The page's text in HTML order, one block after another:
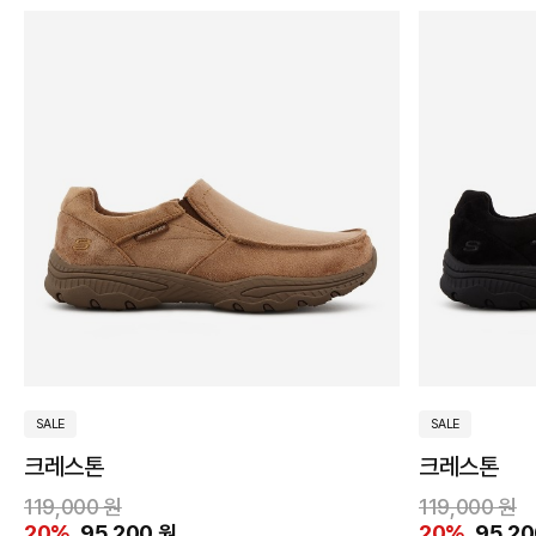
그
레
이
네
이
비
브
라
운
블
랙
SALE
크레스톤
119,000 원
SALE
크레스톤
119,000 원